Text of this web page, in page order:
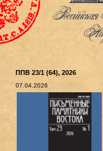
ППВ 23/1 (64), 2026
07.04.2026